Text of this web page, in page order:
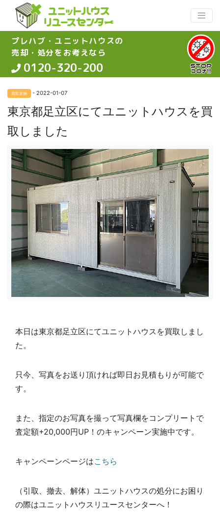
プレハブ・ユニットハウスの
売却・処分をお考えなら
0120-320-200
買取実例 - 2022-01-07
東京都足立区にてユニットハウスを買
取しました
本日は東京都足立区にてユニットハウスを買取しまし
た。
只今、写真をお送り頂ければ即日お見積もりが可能で
す。
また、指定のお写真を撮って写真欄をコンプリートで
査定額+20,000円UP！のキャンペーン実施中です。
キャンペーンページはこちら
（引取、撤去、解体）ユニットハウスの処分にお困り
の際はユニットハウスリユースセンターへ！